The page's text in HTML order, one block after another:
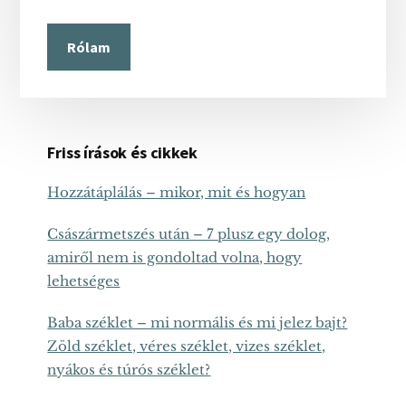
Rólam
Friss írások és cikkek
Hozzátáplálás – mikor, mit és hogyan
Császármetszés után – 7 plusz egy dolog,
amiről nem is gondoltad volna, hogy
lehetséges
Baba széklet – mi normális és mi jelez bajt?
Zöld széklet, véres széklet, vizes széklet,
nyákos és túrós széklet?